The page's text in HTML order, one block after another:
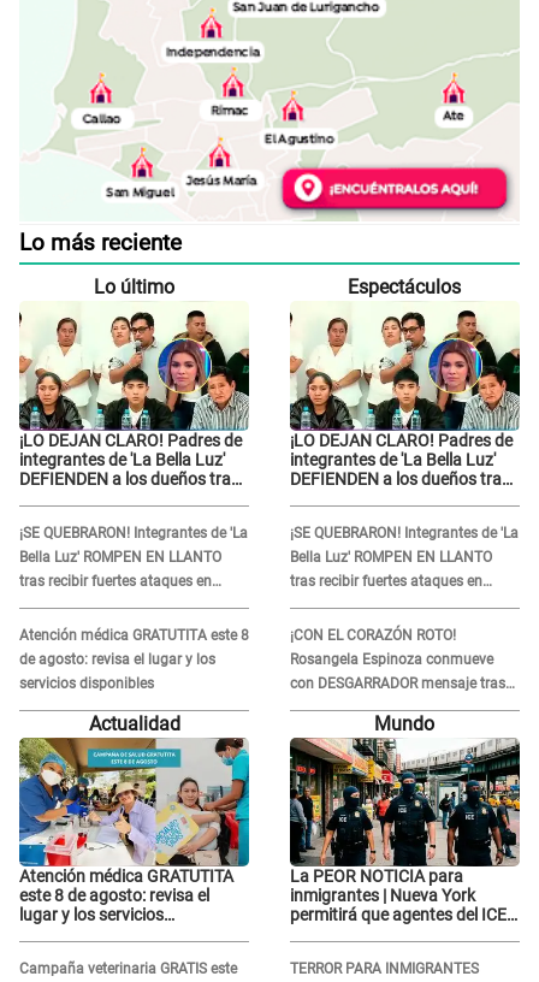
Lo más reciente
Lo último
¡LO DEJAN CLARO! Padres de
integrantes de 'La Bella Luz'
DEFIENDEN a los dueños tras
¡SE QUEBRARON! Integrantes de 'La
Bella Luz' ROMPEN EN LLANTO
tras recibir fuertes ataques en
redes por DENUNCIA de acoso
contra Naldy Saldaña
Atención médica GRATUTITA este 8
de agosto: revisa el lugar y los
servicios disponibles
Espectáculos
¡LO DEJAN CLARO! Padres de
integrantes de 'La Bella Luz'
DEFIENDEN a los dueños tras
¡SE QUEBRARON! Integrantes de 'La
Bella Luz' ROMPEN EN LLANTO
tras recibir fuertes ataques en
redes por DENUNCIA de acoso
contra Naldy Saldaña
¡CON EL CORAZÓN ROTO!
Rosangela Espinoza conmueve
con DESGARRADOR mensaje tras
terrible pérdida: "Descansa en
Actualidad
Atención médica GRATUTITA
este 8 de agosto: revisa el
lugar y los servicios
Campaña veterinaria GRATIS este
Mundo
La PEOR NOTICIA para
inmigrantes | Nueva York
permitirá que agentes del ICE
TERROR PARA INMIGRANTES